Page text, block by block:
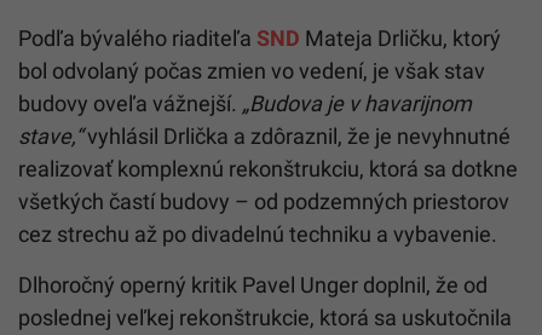
Podľa bývalého riaditeľa SND Mateja Drličku, ktorý
bol odvolaný počas zmien vo vedení, je však stav
budovy oveľa vážnejší. „Budova je v havarijnom
stave,“vyhlásil Drlička a zdôraznil, že je nevyhnutné
realizovať komplexnú rekonštrukciu, ktorá sa dotkne
všetkých častí budovy – od podzemných priestorov
cez strechu až po divadelnú techniku a vybavenie.
Dlhoročný operný kritik Pavel Unger doplnil, že od
poslednej veľkej rekonštrukcie, ktorá sa uskutočnila